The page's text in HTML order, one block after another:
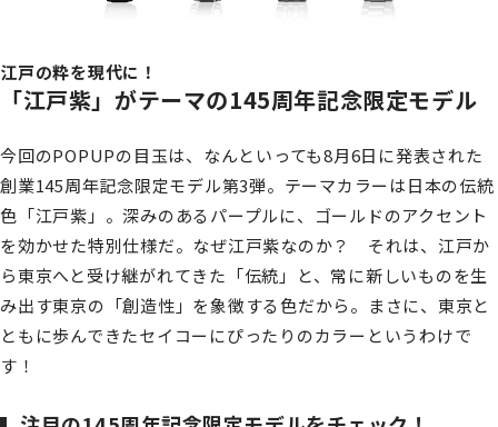
江戸の粋を現代に！
「江戸紫」がテーマの145周年記念限定モデル
今回のPOPUPの目玉は、なんといっても8月6日に発表された
創業145周年記念限定モデル第3弾。テーマカラーは日本の伝統
色「江戸紫」。深みのあるパープルに、ゴールドのアクセント
を効かせた特別仕様だ。なぜ江戸紫なのか？ それは、江戸か
ら東京へと受け継がれてきた「伝統」と、常に新しいものを生
み出す東京の「創造性」を象徴する色だから。まさに、東京と
ともに歩んできたセイコーにぴったりのカラーというわけで
す！